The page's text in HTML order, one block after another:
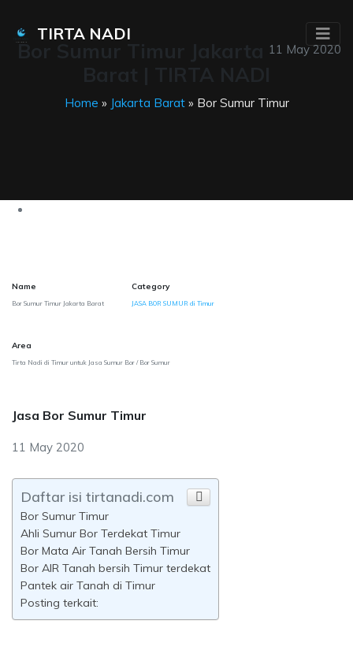
TIRTA NADI
11 May 2020
Bor Sumur Timur Jakarta
Home » Jakarta Barat» Bor Sumur Timur
Name
Bor Sumur Timur Jakarta Barat
Category
JASA BOR SUMUR di Timur
Area
Tirta Nadi di Timur untuk Jasa Sumur Bor / Bor Sumur
Jasa Bor Sumur Timur
11 May 2020
Daftar isi tirtanadi.com
Bor Sumur Timur
Ahli Sumur Bor Terdekat Timur
Bor Mata Air Tanah Bersih Timur
Bor AIR Tanah bersih Timur terdekat
Pantek air Tanah di Timur
Posting terkait: